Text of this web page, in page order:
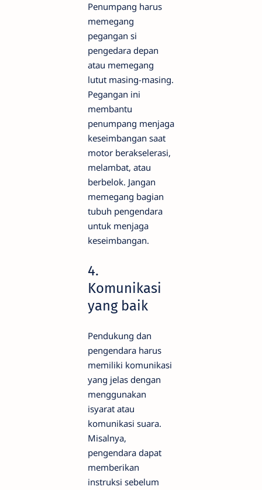
Penumpang harus
memegang
pegangan si
pengedara depan
atau memegang
lutut masing-masing.
Pegangan ini
membantu
penumpang menjaga
keseimbangan saat
motor berakselerasi,
melambat, atau
berbelok. Jangan
memegang bagian
tubuh pengendara
untuk menjaga
keseimbangan.
4.
Komunikasi
yang baik
Pendukung dan
pengendara harus
memiliki komunikasi
yang jelas dengan
menggunakan
isyarat atau
komunikasi suara.
Misalnya,
pengendara dapat
memberikan
instruksi sebelum